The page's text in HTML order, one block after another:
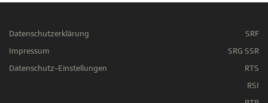
Datenschutzerklärung
Impressum
Datenschutz-Einstellungen
SRF
SRG SSR
RTS
RSI